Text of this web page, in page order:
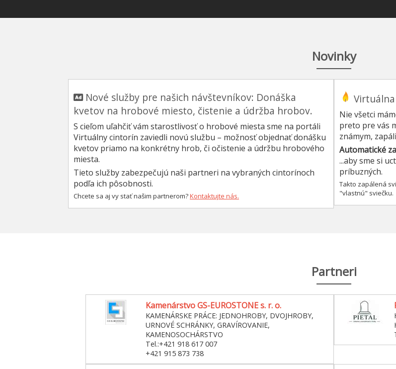
Novinky
Nové služby pre našich návštevníkov: Donáška
kvetov na hrobové miesto, čistenie a údržba hrobov.
S cieľom uľahčiť vám starostlivosť o hrobové miesta sme na portáli
Virtuálny cintorín zaviedli novú službu – možnosť objednať donášku
kvetov priamo na konkrétny hrob, či očistenie a údržbu hrobového
miesta.
Tieto služby zabezpečujú naši partneri na vybraných cintorínoch
podľa ich pôsobnosti.
Chcete sa aj vy stať našim partnerom?Kontaktujte nás.
Nie všetci
preto pre vás
známym,
Automatické
...aby sme si
príbuzných.
Takto zapálená
"vlastnú" sviečku.
Partneri
Kamenárstvo GS-EUROSTONE s. r. o.
KAMENÁRSKE PRÁCE: JEDNOHROBY, DVOJHROBY,
URNOVÉ SCHRÁNKY, GRAVÍROVANIE,
KAMENOSOCHÁRSTVO
Tel.:+421 918 617 007
+421 915 873 738